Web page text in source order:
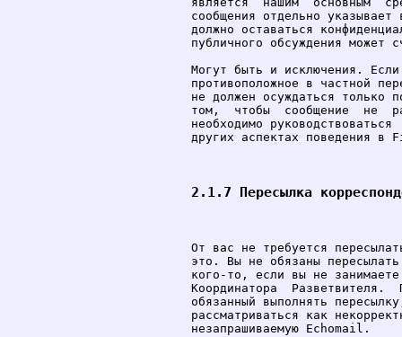
сообщения отдельно
должно оставаться
публичного обсуждения может
Могут быть и исключения.
противоположное в частной
не должен осуждаться только
том,  чтобы  сообщение  не
необходимо
других аспектах поведения в
2.1.7 Пересылка
От вас не требуется
это. Вы не обязаны
кого-то, если вы не
Координатора
обязанный выполнять
рассматриваться как
незапрашиваемую Echomail.